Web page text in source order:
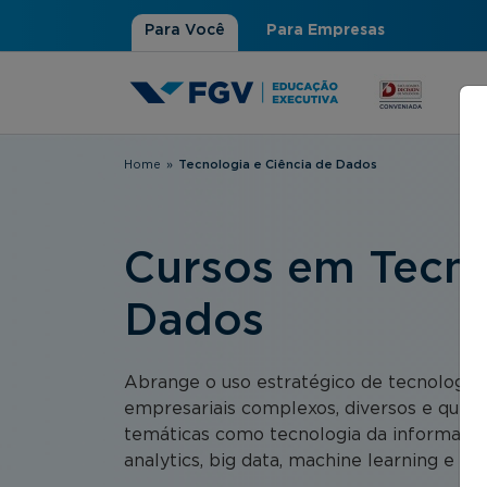
Para Você Para Empresas
Você está aqui
Home » Tecnologia e Ciência de Dados
Cursos em
Dados
Abrange o uso estratégico de
empresariais complexos, diversos e que
temáticas como tecnologia da
analytics, big data, machine learning e